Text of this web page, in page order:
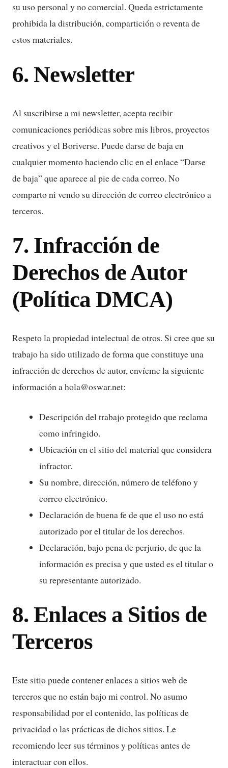
su uso personal y no comercial. Queda estrictamente
prohibida la distribución, compartición o reventa de
estos materiales.
6. Newsletter
Al suscribirse a mi newsletter, acepta recibir
comunicaciones periódicas sobre mis libros, proyectos
creativos y el Boriverse. Puede darse de baja en
cualquier momento haciendo clic en el enlace “Darse
de baja” que aparece al pie de cada correo. No
comparto ni vendo su dirección de correo electrónico a
terceros.
7. Infracción de
Derechos de Autor
(Política DMCA)
Respeto la propiedad intelectual de otros. Si cree que su
trabajo ha sido utilizado de forma que constituye una
infracción de derechos de autor, envíeme la siguiente
información a hola@oswar.net:
Descripción del trabajo protegido que reclama
como infringido.
Ubicación en el sitio del material que considera
infractor.
Su nombre, dirección, número de teléfono y
correo electrónico.
Declaración de buena fe de que el uso no está
autorizado por el titular de los derechos.
Declaración, bajo pena de perjurio, de que la
información es precisa y que usted es el titular o
su representante autorizado.
8. Enlaces a Sitios de
Terceros
Este sitio puede contener enlaces a sitios web de
terceros que no están bajo mi control. No asumo
responsabilidad por el contenido, las políticas de
privacidad o las prácticas de dichos sitios. Le
recomiendo leer sus términos y políticas antes de
interactuar con ellos.